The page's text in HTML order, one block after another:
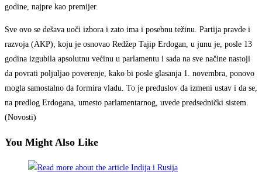
godine, najpre kao premijer.
Sve ovo se dešava uoči izbora i zato ima i posebnu težinu. Partija pravde i
razvoja (AKP), koju je osnovao Redžep Tajip Erdogan, u junu je, posle 13
godina izgubila apsolutnu većinu u parlamentu i sada na sve načine nastoji
da povrati poljuljao poverenje, kako bi posle glasanja 1. novembra, ponovo
mogla samostalno da formira vladu. To je preduslov da izmeni ustav i da se,
na predlog Erdogana, umesto parlamentarnog, uvede predsednički sistem.
(Novosti)
You Might Also Like